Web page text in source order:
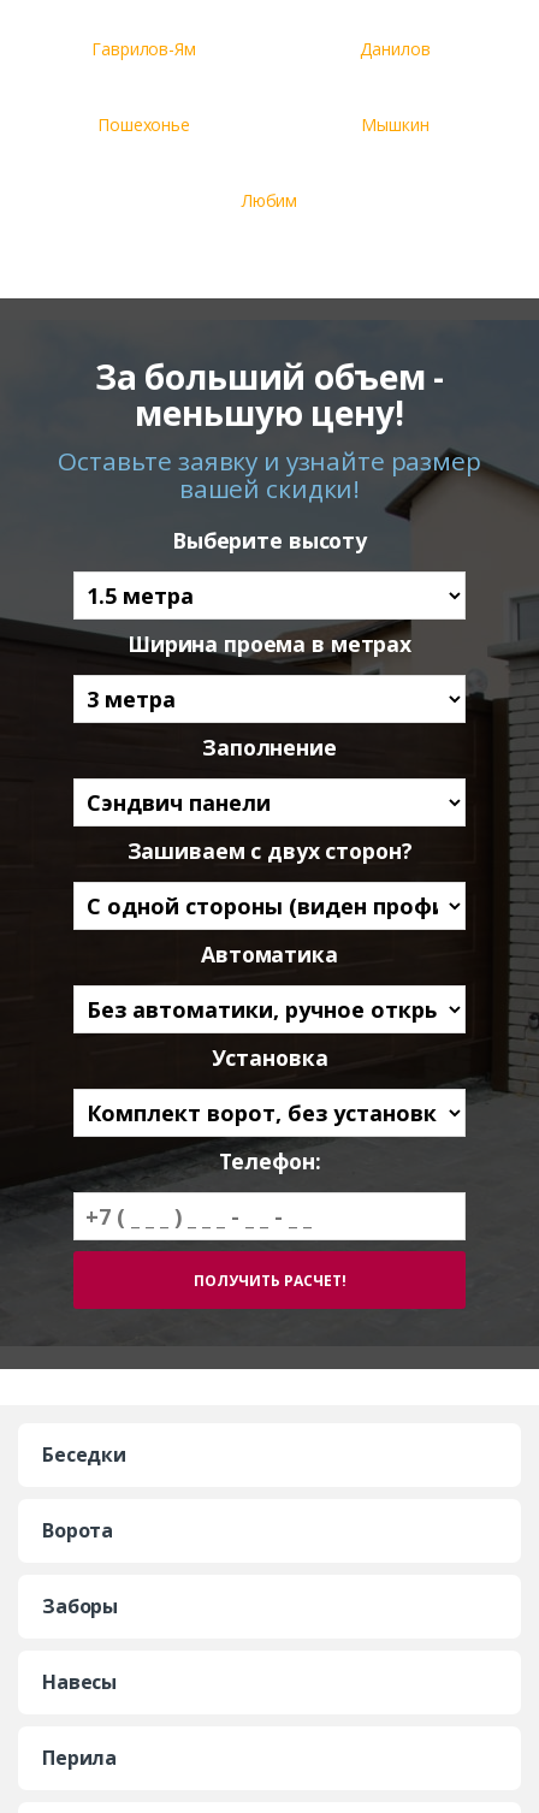
Гаврилов-Ям Данилов
Пошехонье Мышкин
Любим
За больший объем -
меньшую цену!
Оставьте заявку и узнайте размер
вашей скидки!
Выберите высоту
Ширина проема в метрах
Заполнение
Зашиваем с двух сторон?
Автоматика
Установка
Телефон:
Беседки
Ворота
Заборы
Навесы
Перила